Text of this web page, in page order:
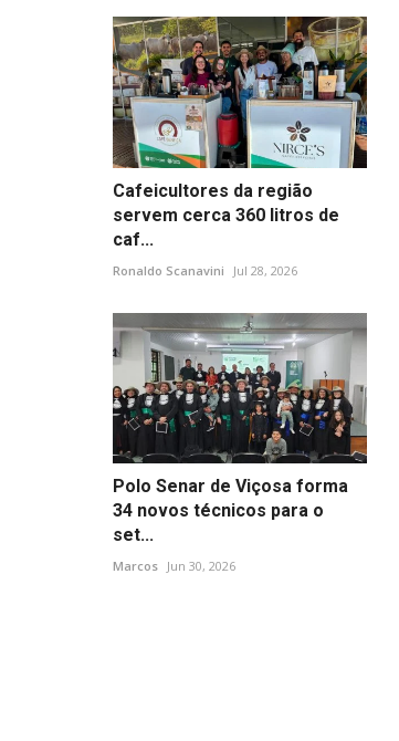
Cafeicultores da região
servem cerca 360 litros de
caf...
Ronaldo Scanavini Jul 28, 2026
Polo Senar de Viçosa forma
34 novos técnicos para o
set...
Marcos Jun 30, 2026